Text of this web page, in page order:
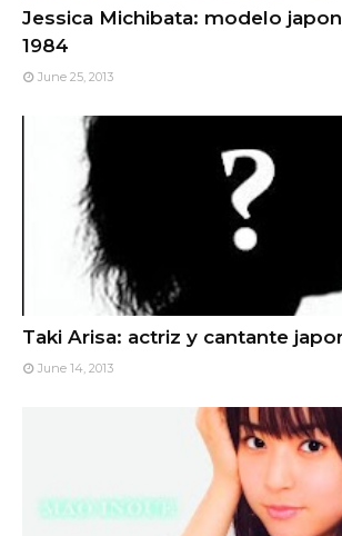
Jessica Michibata: modelo
1984
June 25, 2013
Taki Arisa: actriz y cantante
June 14, 2013